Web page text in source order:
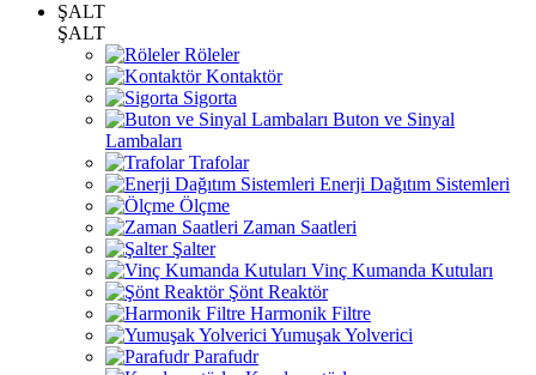
ŞALT
ŞALT
Röleler
Kontaktör
Sigorta
Buton ve Sinyal
Lambaları
Trafolar
Enerji Dağıtım Sistemleri
Ölçme
Zaman Saatleri
Şalter
Vinç Kumanda Kutuları
Şönt Reaktör
Harmonik Filtre
Yumuşak Yolverici
Parafudr